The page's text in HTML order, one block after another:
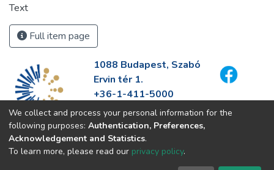
Text
Full item page
1088 Budapest, Szabó
Ervin tér 1.
+36-1-411-5000
info@fszek.hu
https://fszek.hu
We collect and process your personal information for the
following purposes: Authentication, Preferences,
Acknowledgement and Statistics.
To learn more, please read our privacy policy.